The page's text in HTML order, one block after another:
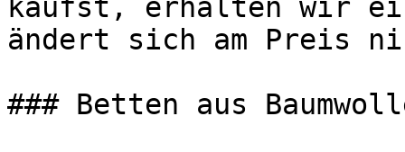
kaufst, erhalten wir
ändert sich am Preis
### Betten aus